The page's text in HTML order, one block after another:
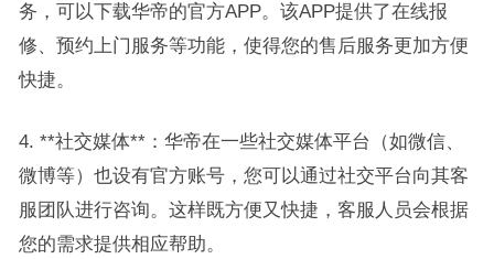
务，可以下载华帝的官方APP。该APP提供了在线报
修、预约上门服务等功能，使得您的售后服务更加方便
快捷。
4. **社交媒体**：华帝在一些社交媒体平台（如微信、
微博等）也设有官方账号，您可以通过社交平台向其客
服团队进行咨询。这样既方便又快捷，客服人员会根据
您的需求提供相应帮助。